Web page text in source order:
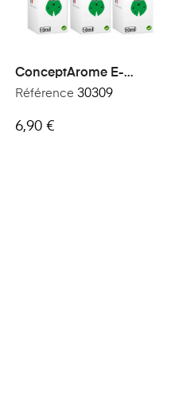
ConceptArome E-
Liquide Premium Saveur
Référence 30309
6,90 €